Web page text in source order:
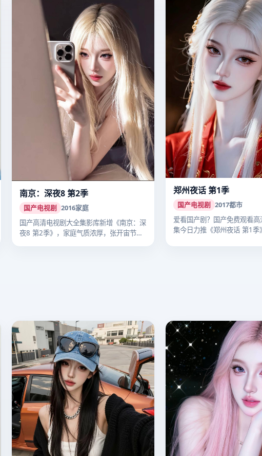
南京：深夜8 第2季
国产电视剧 2016家庭
国产高清电视剧大全集影库新增《南京：深
夜8 第2季》，家庭气质浓厚，张开宙节奏
郑州夜话 第1季
国产电视剧 2017都市
爱看国产剧？国产免费观看
集今日力推《郑州夜话 第1